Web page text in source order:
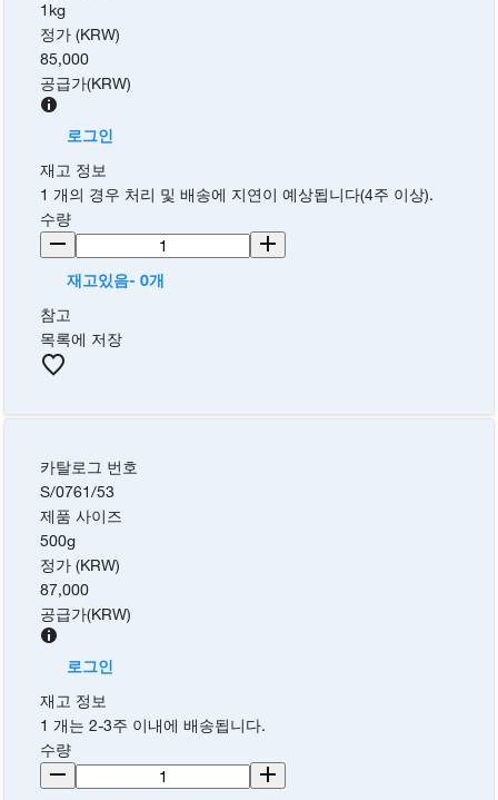
1kg
정가 (KRW)
85,000
공급가(KRW)
로그인
재고 정보
1 개의 경우 처리 및 배송에 지연이 예상됩니다(4주 이상).
수량
재고있음- 0개
참고
목록에 저장
카탈로그 번호
S/0761/53
제품 사이즈
500g
정가 (KRW)
87,000
공급가(KRW)
로그인
재고 정보
1 개는 2-3주 이내에 배송됩니다.
수량